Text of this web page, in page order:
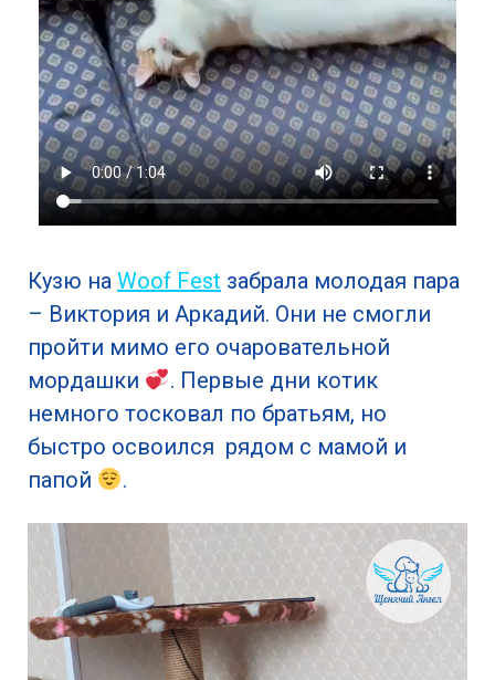
Кузю на Woof Fest забрала молодая пара
– Виктория и Аркадий. Они не смогли
пройти мимо его очаровательной
мордашки
. Первые дни котик
немного тосковал по братьям, но
быстро освоился рядом с мамой и
папой
.